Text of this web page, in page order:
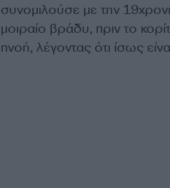
συνομιλούσε με την
μοιραίο βράδυ, πριν το
πνοή, λέγοντας ότι ίσως